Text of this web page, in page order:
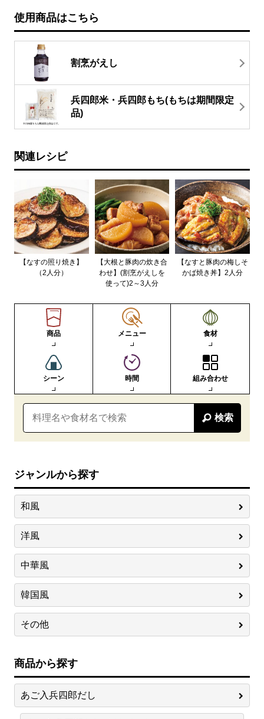
使用商品はこちら
割烹がえし
兵四郎米・兵四郎もち(もちは期間限定
品)
関連レシピ
【なすの照り焼き】
（2人分）
【大根と豚肉の炊き合
わせ】(割烹がえしを
使って)2～3人分
【なすと豚肉の梅しそ
かば焼き丼】2人分
商品 メニュー 食材
シーン 時間 組み合わせ
検索
ジャンルから探す
和風
洋風
中華風
韓国風
その他
商品から探す
あご入兵四郎だし